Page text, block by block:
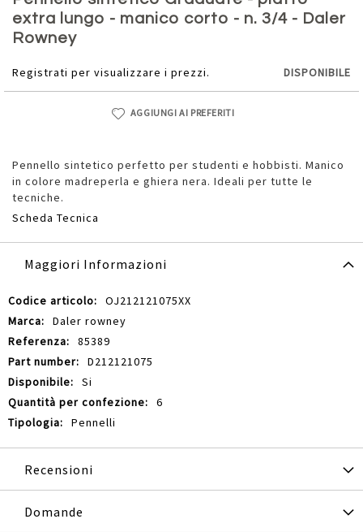
extra lungo - manico corto - n. 3/4 - Daler
Rowney
Registrati per visualizzare i prezzi. DISPONIBILE
AGGIUNGI AI PREFERITI
Pennello sintetico perfetto per studenti e hobbisti. Manico
in colore madreperla e ghiera nera. Ideali per tutte le
tecniche.
Scheda Tecnica
della
galleria
di
Maggiori Informazioni
Maggiori
Informazioni
OJ212121075XX
Daler rowney
85389
D212121075
Si
6
Pennelli
Recensioni
Domande